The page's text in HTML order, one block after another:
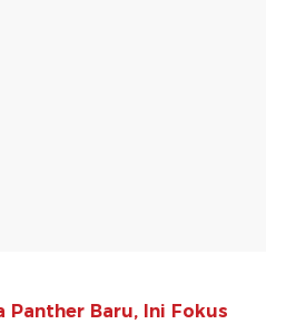
Panther Baru, Ini Fokus